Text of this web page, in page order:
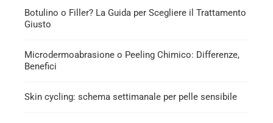
Botulino o Filler? La Guida per Scegliere il Trattamento
Giusto
Microdermoabrasione o Peeling Chimico: Differenze,
Benefici
Skin cycling: schema settimanale per pelle sensibile